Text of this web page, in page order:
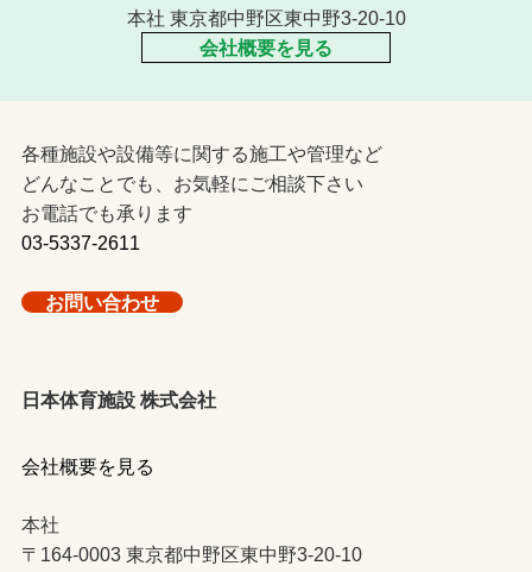
本社 東京都中野区東中野3-20-10
会社概要を見る
各種施設や設備等に関する施工や管理など
どんなことでも、お気軽にご相談下さい
お電話でも承ります
03-5337-2611
お問い合わせ
日本体育施設 株式会社
会社概要を見る
本社
〒164-0003 東京都中野区東中野3-20-10